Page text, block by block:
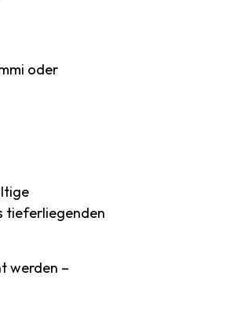
oder
tieferliegenden
werden –